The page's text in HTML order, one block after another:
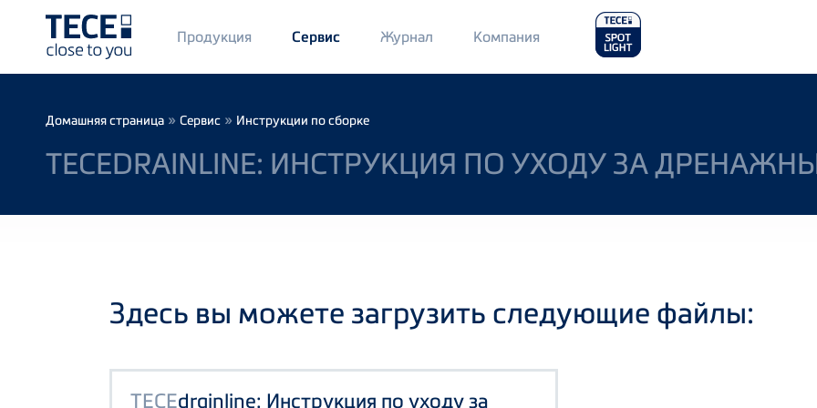
Main
Menü
1
Продукция Сервис Журнал Main
Menu
2
Компания
Breadcrumb
Домашняя страница » Сервис » Инструкции по сборке
TECEDRAINLINE: ИНСТРУКЦИЯ ПО УХОДУ ЗА
Здесь вы можете загрузить следующие файлы:
TECEdrainline: Инструкция по уходу за